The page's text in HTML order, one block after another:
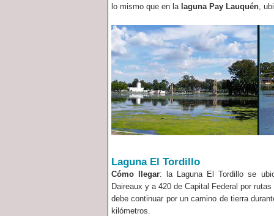
lo mismo que en la laguna Pay Lauquén,
Laguna El Tordillo
Cómo llegar: la Laguna El Tordillo se
Daireaux y a 420 de Capital Federal por
debe continuar por un camino de tierra
kilómetros.